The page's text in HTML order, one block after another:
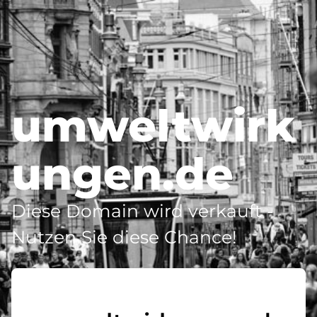
umweltwirk
ungen.de
Diese Domain wird verkauft -
Nutzen Sie diese Chance!